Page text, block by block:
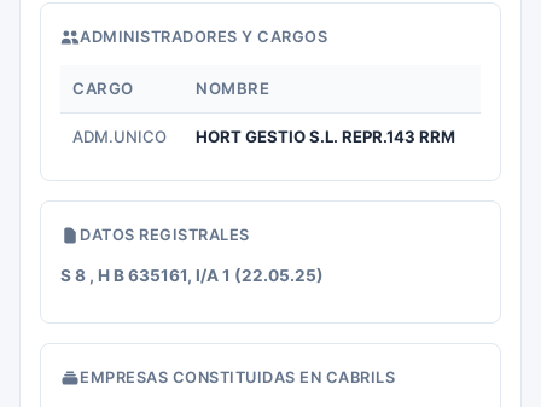
ADMINISTRADORES Y CARGOS
CARGO NOMBRE
ADM.UNICO HORT GESTIO S.L. REPR.143 RRM
DATOS REGISTRALES
S 8 , H B 635161, I/A 1 (22.05.25)
EMPRESAS CONSTITUIDAS EN CABRILS